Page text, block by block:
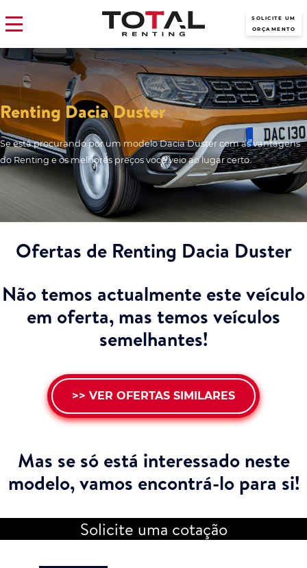
SOLICITE UM
ORÇAMENTO
Renting Dacia Duster
Se está procurando por um modelo Dacia Duster com as vantagens
do Renting e os melhores preços você veio ao lugar certo.
Ofertas de Renting Dacia Duster
Não temos actualmente este veículo
em oferta, mas temos veículos
semelhantes!
>> VER OFERTAS SIMILARES
Mas se só está interessado neste
modelo,vamos encontrá-lo para si!
Solicite uma cotação